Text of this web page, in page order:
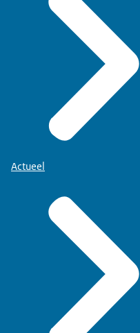
Actueel